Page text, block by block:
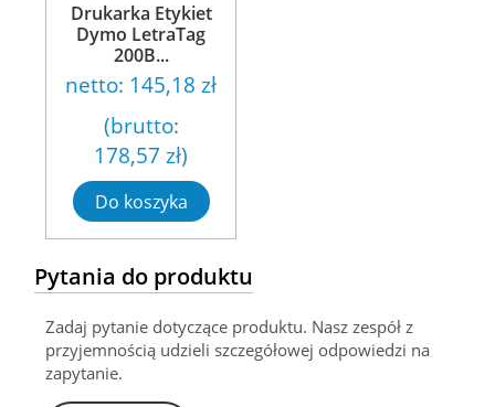
Drukarka Etykiet
Dymo LetraTag
200B...
netto: 145,18 zł
(brutto:
178,57 zł)
Do koszyka
Pytania do produktu
Zadaj pytanie dotyczące produktu. Nasz zespół z
przyjemnością udzieli szczegółowej odpowiedzi na
zapytanie.